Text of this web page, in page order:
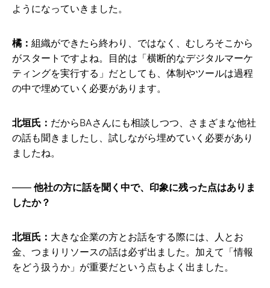
ようになっていきました。
橘： 組織ができたら終わり、ではなく、むしろそこから
がスタートですよね。目的は「横断的なデジタルマーケ
ティングを実行する」だとしても、体制やツールは過程
の中で埋めていく必要があります。
北垣氏： だからBAさんにも相談しつつ、さまざまな他社
の話も聞きましたし、試しながら埋めていく必要があり
ましたね。
他社の方に話を聞く中で、印象に残った点はありま
したか？
北垣氏： 大きな企業の方とお話をする際には、人とお
金、つまりリソースの話は必ず出ました。加えて「情報
をどう扱うか」が重要だという点もよく出ました。